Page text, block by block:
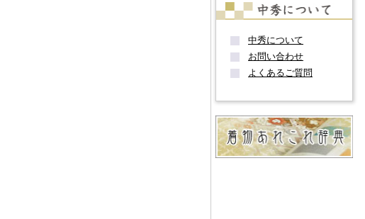
中秀について
お問い合わせ
よくあるご質問